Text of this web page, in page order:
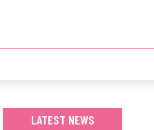
LATEST NEWS